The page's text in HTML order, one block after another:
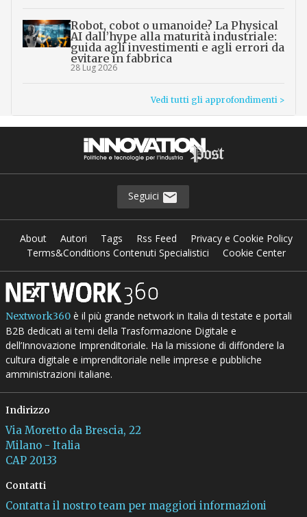
Robot, cobot o umanoide? La Physical
AI dall’hype alla maturità industriale:
guida agli investimenti e agli errori da
evitare in fabbrica
28 Lug 2026
Vedi tutti gli approfondimenti >
Seguici
About Autori Tags Rss Feed
Privacy e Cookie Policy
Terms&Conditions Contenuti Specialistici
Cookie Center
Nextwork360è il più grande network in Italia di testate e portali
B2B dedicati ai temi della Trasformazione Digitale e
dell’Innovazione Imprenditoriale. Ha la missione di diffondere la
cultura digitale e imprenditoriale nelle imprese e pubbliche
amministrazioni italiane.
Indirizzo
Via Moretto da Brescia, 22
Milano - Italia
CAP 20133
Contatti
Contatta il nostro team per maggiori informazioni